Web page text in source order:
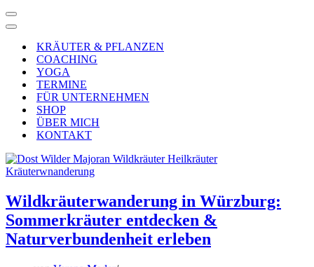
Navigationsmenü
Navigationsmenü
KRÄUTER & PFLANZEN
COACHING
YOGA
TERMINE
FÜR UNTERNEHMEN
SHOP
ÜBER MICH
KONTAKT
Wildkräuterwanderung in Würzburg:
Sommerkräuter entdecken &
Naturverbundenheit erleben